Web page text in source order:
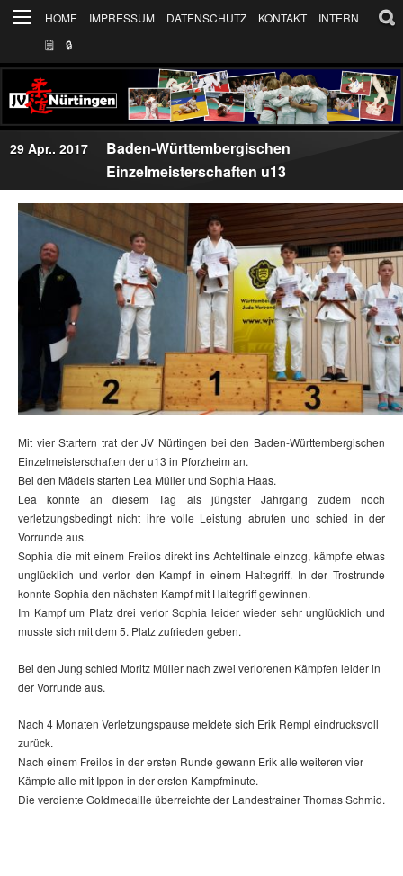
HOME IMPRESSUM DATENSCHUTZ KONTAKT
INTERN
🗒
🔒︎
29 Apr.. 2017
Baden-Württembergischen
Einzelmeisterschaften u13
Mit vier Startern trat der JV Nürtingen bei den Baden-Württembergischen
Einzelmeisterschaften der u13 in Pforzheim an.
Bei den Mädels starten Lea Müller und Sophia Haas.
Lea konnte an diesem Tag als jüngster Jahrgang zudem noch
verletzungsbedingt nicht ihre volle Leistung abrufen und schied in der
Vorrunde aus.
Sophia die mit einem Freilos direkt ins Achtelfinale einzog, kämpfte etwas
unglücklich und verlor den Kampf in einem Haltegriff. In der Trostrunde
konnte Sophia den nächsten Kampf mit Haltegriff gewinnen.
Im Kampf um Platz drei verlor Sophia leider wieder sehr unglücklich und
musste sich mit dem 5. Platz zufrieden geben.
Bei den Jung schied Moritz Müller nach zwei verlorenen Kämpfen leider in
der Vorrunde aus.
Nach 4 Monaten Verletzungspause meldete sich Erik Rempl eindrucksvoll
zurück.
Nach einem Freilos in der ersten Runde gewann Erik alle weiteren vier
Kämpfe alle mit Ippon in der ersten Kampfminute.
Die verdiente Goldmedaille überreichte der Landestrainer Thomas Schmid.